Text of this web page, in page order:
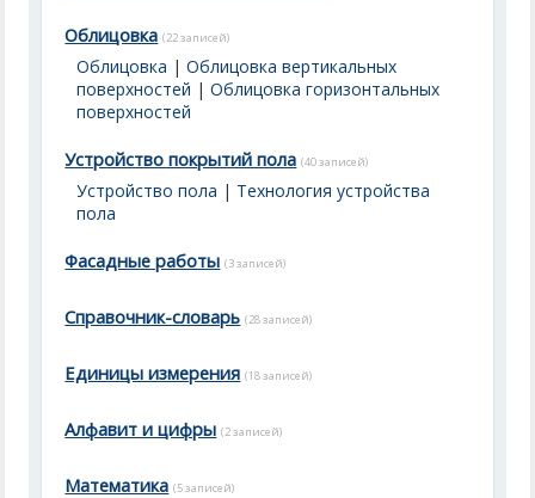
Облицовка (22 записей)
Облицовка |Облицовка вертикальных
поверхностей |Облицовка горизонтальных
поверхностей
Устройство покрытий пола (40 записей)
Устройство пола | Технология устройства
пола
Фасадные работы (3 записей)
Справочник-словарь (28 записей)
Единицы измерения (18 записей)
Алфавит и цифры (2 записей)
Математика (5 записей)